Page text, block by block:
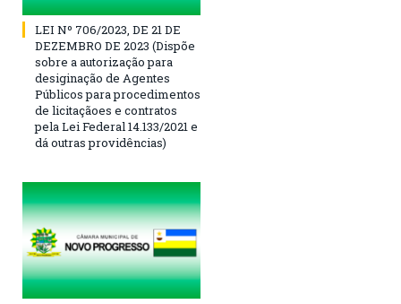
LEI Nº 706/2023, DE 21 DE
DEZEMBRO DE 2023 (Dispõe
sobre a autorização para
desiginação de Agentes
Públicos para procedimentos
de licitaçãoes e contratos
pela Lei Federal 14.133/2021 e
dá outras providências)